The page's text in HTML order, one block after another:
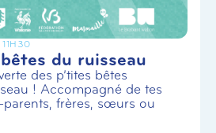
du ruisseau
des p’tites bêtes
! Accompagné de tes
parents, frères, sœurs ou